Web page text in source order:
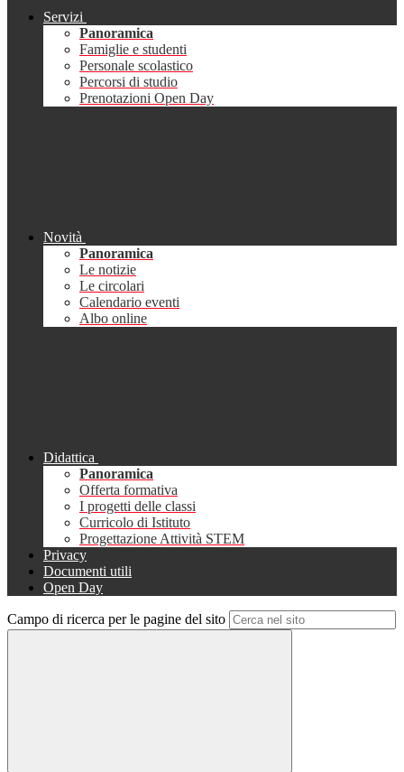
Servizi
Panoramica
Famiglie e studenti
Personale scolastico
Percorsi di studio
Prenotazioni Open Day
Novità
Panoramica
Le notizie
Le circolari
Calendario eventi
Albo online
Didattica
Panoramica
Offerta formativa
I progetti delle classi
Curricolo di Istituto
Progettazione Attività STEM
Privacy
Documenti utili
Open Day
Campo di ricerca per le pagine del sito